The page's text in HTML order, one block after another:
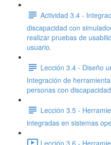
Actividad 3.4 -
discapacidad con
realizar pruebas de
usuario.
Lección 3.4 - Diseño
Integración de
personas con
Lección 3.5 -
integradas en sistemas
Lección 3.6 -